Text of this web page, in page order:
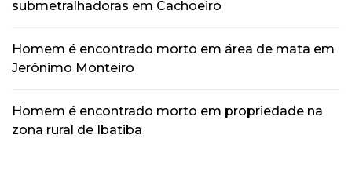
submetralhadoras em Cachoeiro
Homem é encontrado morto em área de mata em
Jerônimo Monteiro
Homem é encontrado morto em propriedade na
zona rural de Ibatiba